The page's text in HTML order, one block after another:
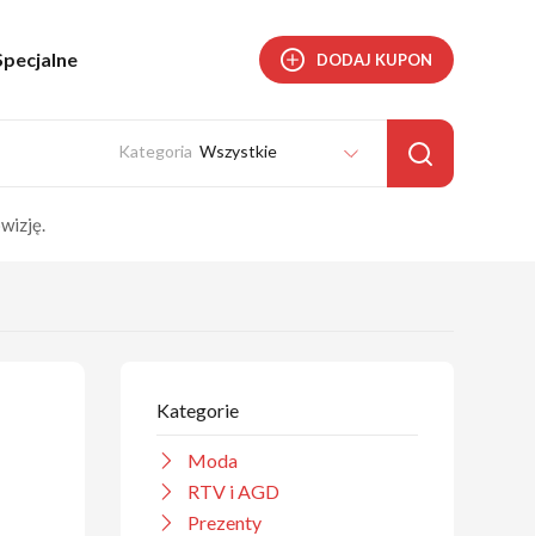
DODAJ KUPON
Wszystkie
Kategorie
Moda
RTV i AGD
Prezenty